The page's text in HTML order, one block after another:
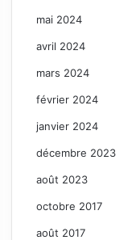
mai 2024
avril 2024
mars 2024
février 2024
janvier 2024
décembre 2023
août 2023
octobre 2017
août 2017